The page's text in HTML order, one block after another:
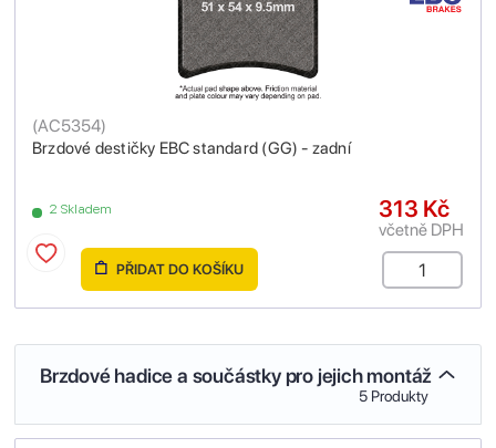
Brzdové destičky EBC standard (GG) - zadní
(AC5354)
2 Skladem 313 Kč
včetně DPH
PŘIDAT DO KOŠÍKU
Brzdové hadice a součástky pro jejich montáž
5 Produkty